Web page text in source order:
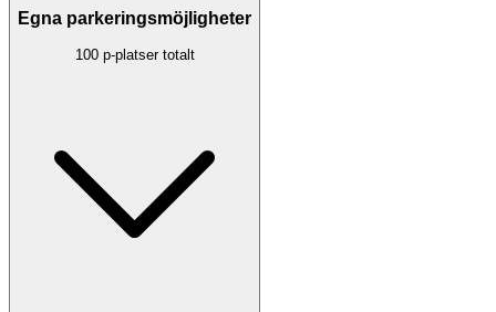
Egna parkeringsmöjligheter
100 p-platser totalt